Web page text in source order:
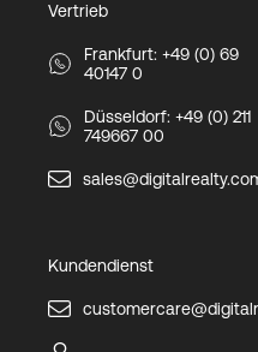
Vertrieb
Frankfurt: +49 (0) 69
40147 0
Düsseldorf: +49 (0) 211
749667 00
Kundendienst